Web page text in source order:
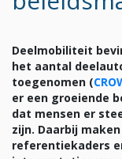
Deelmobiliteit
het aantal
toegenomen (
er een groeiende
dat mensen er
zijn. Daarbij
referentiekaders